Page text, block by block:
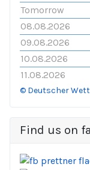
Tomorrow
08.08.2026
09.08.2026
10.08.2026
11.08.2026
© Deutscher
Find us on